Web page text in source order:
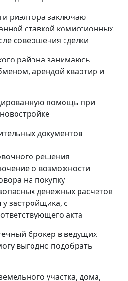
риэлтора заключаю
ставкой комиссионных.
совершения сделки
района занимаюсь
арендой квартир и
помощь при
документов
решения
о возможности
на покупку
денежных расчетов
застройщика, с
акта
брокер в ведущих
выгодно подобрать
участка, дома,